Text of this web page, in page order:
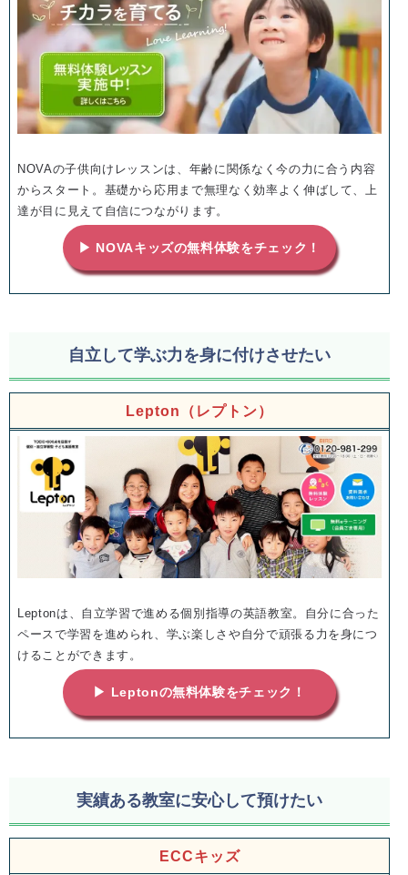
NOVAの子供向けレッスンは、年齢に関係なく今の力に合う内容
からスタート。基礎から応用まで無理なく効率よく伸ばして、上
達が目に見えて自信につながります。
▶ NOVAキッズの無料体験をチェック！
自立して学ぶ力を身に付けさせたい
Lepton（レプトン）
Leptonは、自立学習で進める個別指導の英語教室。自分に合った
ペースで学習を進められ、学ぶ楽しさや自分で頑張る力を身につ
けることができます。
▶ Leptonの無料体験をチェック！
実績ある教室に安心して預けたい
ECCキッズ